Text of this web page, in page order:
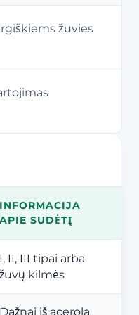
žuvies
INFORMACIJA
APIE SUDĖTĮ
I, II, III tipai arba
žuvų kilmės
Dažnai iš acerola